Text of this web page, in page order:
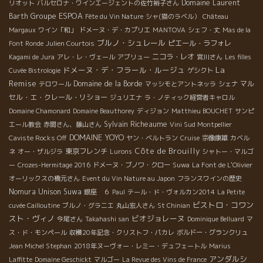
リオット バルセロナ・ワインエージェントの佐竹裕子さん Domaine Laurent
Barth Groupe ESPOA Fête du Vin Nature シャ(猫のラベル）
Château
Margaux ワイン「和」 ドメーヌ・デ・カプリエ MANTOVA シェフ・丈 Mas de la
Font Ronde Julien Courtois ブルノ・シュレール ピエール・ラフォレ
Kagami de Jura アレ・レ・ヴェール アブリュー ニコラ・レオ 宮川さん Les filles
Cuvée Bistrologie ドメーヌ・デ・フラール・ルージュ ゲシクト La
Remise テロワール Domaine de la Borde マッシモとアントネッラ シェナ マル
セル・エ・クレール・リショー ジュリエナ ラ・ノティック経営者キャロル
Domaine Chamonard Domaine Beauthorey ディジョン Matthieu BOUCHET サンピ
エール教会 赤間さん、藤山さん Sylvain Richeaume Vini Sud Montpellier
Caviste Rocks Off DOMAINE YOYO ヤン・ベルトラン Cruise 宗像康雄 カベル
ネ オー・ザルジラ 東京フレンチ Lurons Côte de Brouilly シャトー・マルゴ
ー Crozes-Hermitage 2016 ドメーヌ・ブノワ・クロー Suwa La Font de L'Olivier
オーリックスの橋元さん Event du Vin Nature au Japon フランスワインの歴史
Nomura Unison Suwa 銀座 ６ Paul テール・ド・ヴォルカン2014 La Petite
cuvée Cailloutine ブルノ・グラニエ 丸山宏人さん St Chinian ビストロ・コワン
スト・ヴィノ 今尾さん Takahashi san ビオジョレーヌ Dominique Belluard マ
ス・ド・モンペール 収穫20年記念・クリストフ・パカレ ボルドー・グランクリュ
Jean Michel Stephan 2018年ヌーヴォー・レミー・デュフェートル Marius
Laffitte Domaine Geschickt マルゴー La Revue des Vins de France アンダルシ